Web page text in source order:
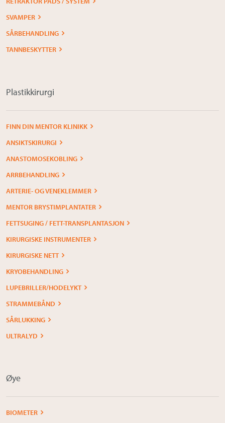
SVAMPER
SÅRBEHANDLING
TANNBESKYTTER
Plastikkirurgi
FINN DIN MENTOR KLINIKK
ANSIKTSKIRURGI
ANASTOMOSEKOBLING
ARRBEHANDLING
ARTERIE- OG VENEKLEMMER
MENTOR BRYSTIMPLANTATER
FETTSUGING / FETT-TRANSPLANTASJON
KIRURGISKE INSTRUMENTER
KIRURGISKE NETT
KRYOBEHANDLING
LUPEBRILLER/HODELYKT
STRAMMEBÅND
SÅRLUKKING
ULTRALYD
Øye
BIOMETER